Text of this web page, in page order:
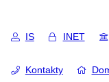
IS INET
Kontakty